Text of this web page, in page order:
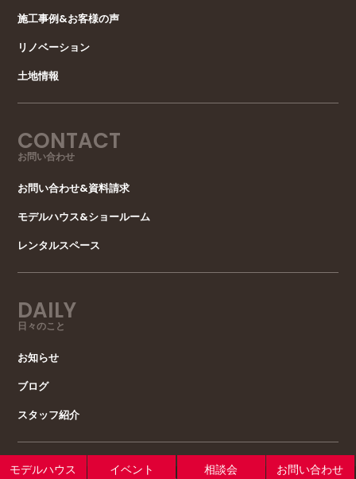
モデルハウス イベント 相談会 お問い合わせ
施工事例&お客様の声
リノベーション
土地情報
CONTACT
お問い合わせ
お問い合わせ&資料請求
モデルハウス&ショールーム
レンタルスペース
DAILY
日々のこと
お知らせ
ブログ
スタッフ紹介